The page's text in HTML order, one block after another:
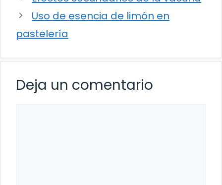
Uso de esencia de limón en
pastelería
Deja un comentario